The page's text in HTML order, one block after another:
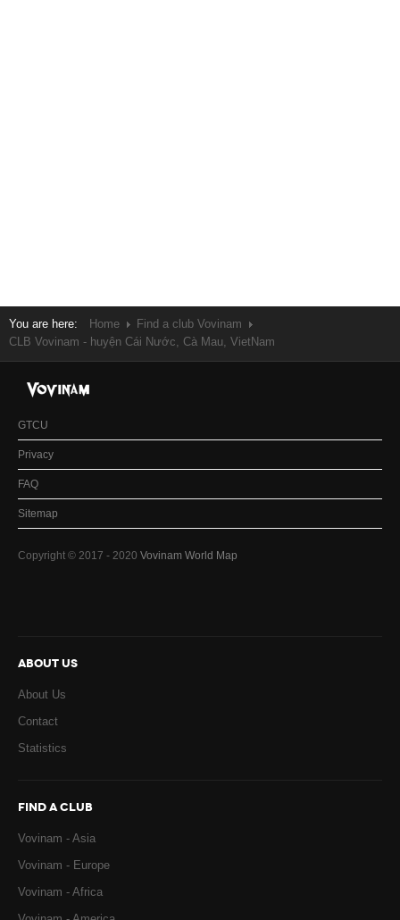
You are here: Home
Find a club Vovinam
CLB Vovinam - huyện Cái Nước, Cà Mau, VietNam
GTCU
Privacy
FAQ
Sitemap
Copyright © 2017 - 2020 Vovinam World Map
ABOUT US
About Us
Contact
Statistics
FIND A CLUB
Vovinam - Asia
Vovinam - Europe
Vovinam - Africa